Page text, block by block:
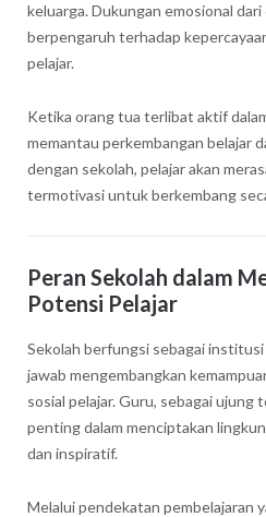
keluarga. Dukungan emosional
berpengaruh terhadap
pelajar.
Ketika orang tua terlibat aktif
memantau perkembangan belajar
dengan sekolah, pelajar akan
termotivasi untuk berkembang
Peran Sekolah dalam
Potensi Pelajar
Sekolah berfungsi sebagai
jawab mengembangkan
sosial pelajar. Guru, sebagai ujung
penting dalam menciptakan
dan inspiratif.
Melalui pendekatan pembelajaran